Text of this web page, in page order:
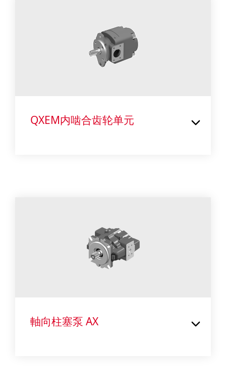
QXEM内啮合齿轮单元
軸向柱塞泵 AX